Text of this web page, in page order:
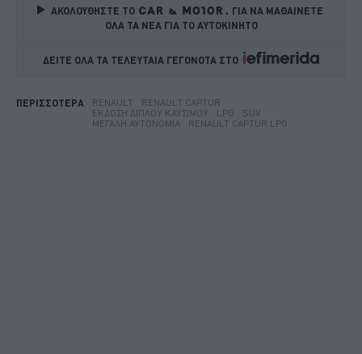
ΑΚΟΛΟΥΘΗΣΤΕ ΤΟ
ΓΙΑ ΝΑ ΜΑΘΑΙΝΕΤΕ
ΟΛΑ ΤΑ ΝΕΑ ΓΙΑ ΤΟ ΑΥΤΟΚΙΝΗΤΟ
ΔΕΙΤΕ ΟΛΑ ΤΑ ΤΕΛΕΥΤΑΙΑ ΓΕΓΟΝΟΤΑ ΣΤΟ
ΠΕΡΙΣΣΟΤΕΡΑ RENAULT
RENAULT CAPTUR
ΈΚΔΟΣΗ ΔΙΠΛΟΎ ΚΑΥΣΊΜΟΥ
LPG
SUV
ΜΕΓΆΛΗ ΑΥΤΟΝΟΜΊΑ
RENAULT CAPTUR LPG